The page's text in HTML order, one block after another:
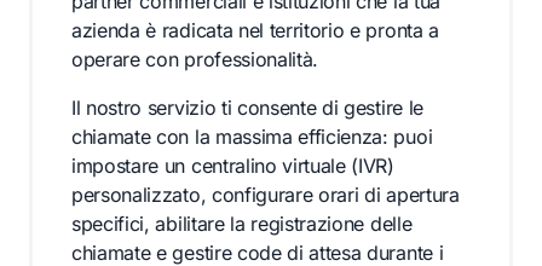
azienda è radicata nel territorio e pronta a
operare con professionalità.
Il nostro servizio ti consente di gestire le
chiamate con la massima efficienza: puoi
impostare un centralino virtuale (IVR)
personalizzato, configurare orari di apertura
specifici, abilitare la registrazione delle
chiamate e gestire code di attesa durante i